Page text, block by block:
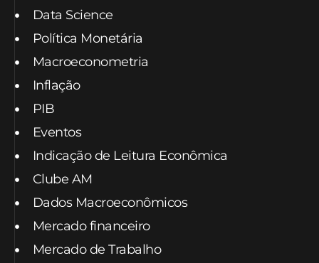
Data Science
Política Monetária
Macroeconometria
Inflação
PIB
Eventos
Indicação de Leitura Econômica
Clube AM
Dados Macroeconômicos
Mercado financeiro
Mercado de Trabalho